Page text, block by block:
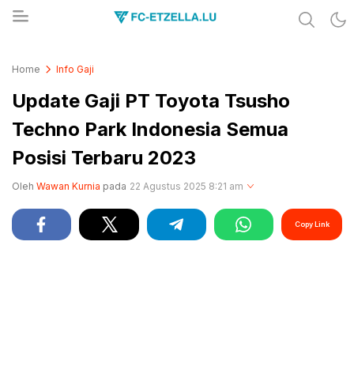
Home Info Gaji
Update Gaji PT Toyota Tsusho
Techno Park Indonesia Semua
Posisi Terbaru 2023
Oleh Wawan Kurnia pada 22 Agustus 2025 8:21 am
Copy Link